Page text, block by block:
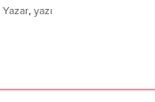
Yazar, yazı